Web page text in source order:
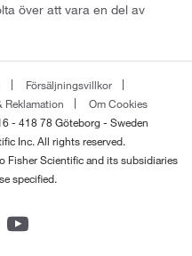
över att vara en del av
Försäljningsvillkor
Reklamation
Om Cookies
- 418 78 Göteborg - Sweden
Inc. All rights reserved.
Fisher Scientific and its subsidiaries
specified.